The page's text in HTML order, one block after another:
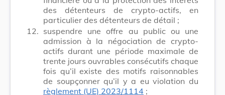
des détenteurs de crypto-actifs, en
particulier des détenteurs de détail ;
12. suspendre une offre au public ou une
admission à la négociation de crypto-
actifs durant une période maximale de
trente jours ouvrables consécutifs chaque
fois qu’il existe des motifs raisonnables
de soupçonner qu’il y a eu violation du
règlement (UE) 2023/1114 ;